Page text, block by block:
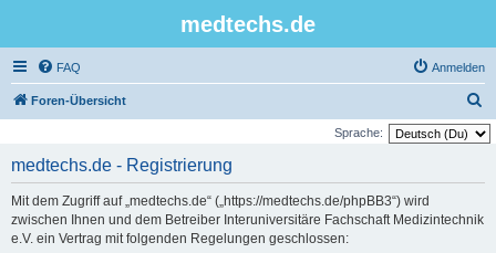
medtechs.de
FAQ Anmelden
Foren-Übersicht
u
Sprache:
medtechs.de - Registrierung
Mit dem Zugriff auf „medtechs.de“ („https://medtechs.de/phpBB3“) wird
zwischen Ihnen und dem Betreiber Interuniversitäre Fachschaft Medizintechnik
e.V. ein Vertrag mit folgenden Regelungen geschlossen: